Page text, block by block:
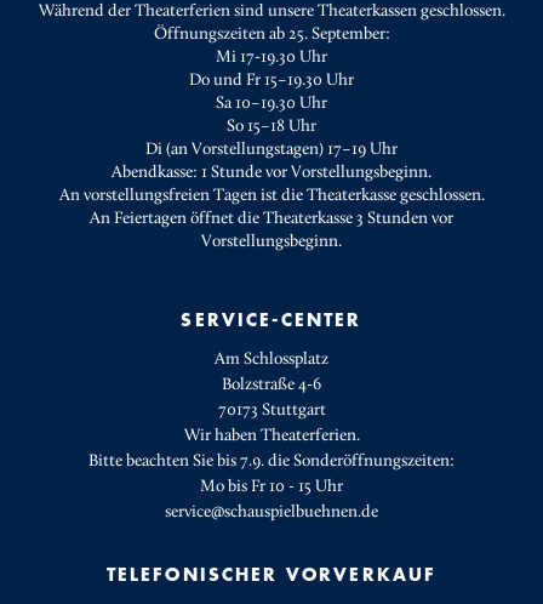
Während der Theaterferien sind unsere Theaterkassen geschlossen.
Öffnungszeiten ab 25. September:
Mi 17-19.30 Uhr
Do und Fr 15–19.30 Uhr
Sa 10–19.30 Uhr
So 15–18 Uhr
Di (an Vorstellungstagen) 17–19 Uhr
Abendkasse: 1 Stunde vor Vorstellungsbeginn.
An vorstellungsfreien Tagen ist die Theaterkasse geschlossen.
An Feiertagen öffnet die Theaterkasse 3 Stunden vor
Vorstellungsbeginn.
SERVICE-CENTER
Am Schlossplatz
Bolzstraße 4-6
70173 Stuttgart
Wir haben Theaterferien.
Bitte beachten Sie bis 7.9. die Sonderöffnungszeiten:
Mo bis Fr 10 - 15 Uhr
service@schauspielbuehnen.de
TELEFONISCHER VORVERKAUF